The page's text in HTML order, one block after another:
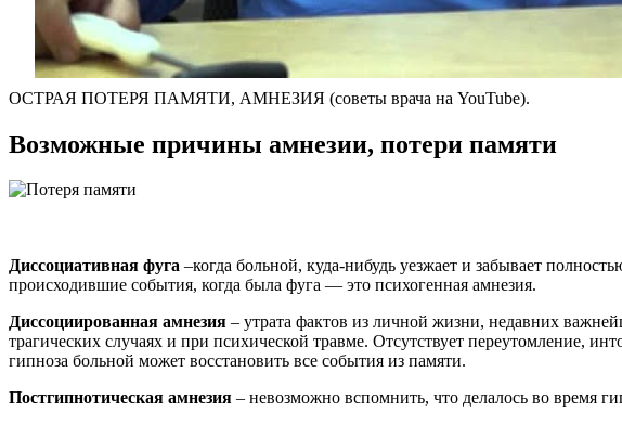
ОСТРАЯ ПОТЕРЯ ПАМЯТИ, АМНЕЗИЯ (советы врача на YouTube).
Возможные причины амнезии, потери памяти
Диссоциативная фуга –когда больной, куда-нибудь уезжает и забывает
происходившие события, когда была фуга — это психогенная амнезия.
Диссоциированная амнезия – утрата фактов из личной жизни, недавних
трагических случаях и при психической травме. Отсутствует переутомление,
гипноза больной может восстановить все события из памяти.
Постгипнотическая амнезия – невозможно вспомнить, что делалось во время